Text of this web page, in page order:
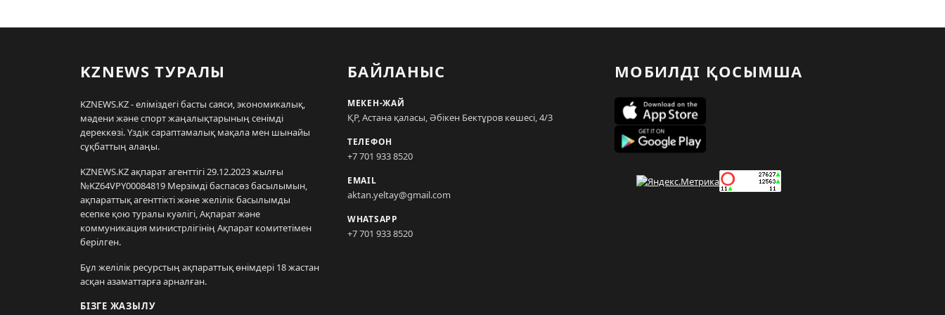
KZNEWS ТУРАЛЫ
KZNEWS.KZ - еліміздегі басты саяси, экономикалық,
мәдени және спорт жаңалықтарының сенімді
дереккөзі. Үздік сараптамалық мақала мен шынайы
сұқбаттың алаңы.
KZNEWS.KZ ақпарат агенттігі 29.12.2023 жылғы
№KZ64VPY00084819 Мерзімді баспасөз басылымын,
ақпараттық агенттікті және желілік басылымды
есепке қою туралы куәлігі, Ақпарат және
коммуникация министрлігінің Ақпарат комитетімен
берілген.
Бұл желілік ресурстың ақпараттық өнімдері 18 жастан
асқан азаматтарға арналған.
БІЗГЕ ЖАЗЫЛУ
БАЙЛАНЫС
МЕКЕН-ЖАЙ
ҚР, Астана қаласы, Әбікен Бектұров көшесі, 4/3
ТЕЛЕФОН
+7 701 933 8520
EMAIL
aktan.yeltay@gmail.com
WHATSAPP
+7 701 933 8520
МОБИЛДІ ҚОСЫМША